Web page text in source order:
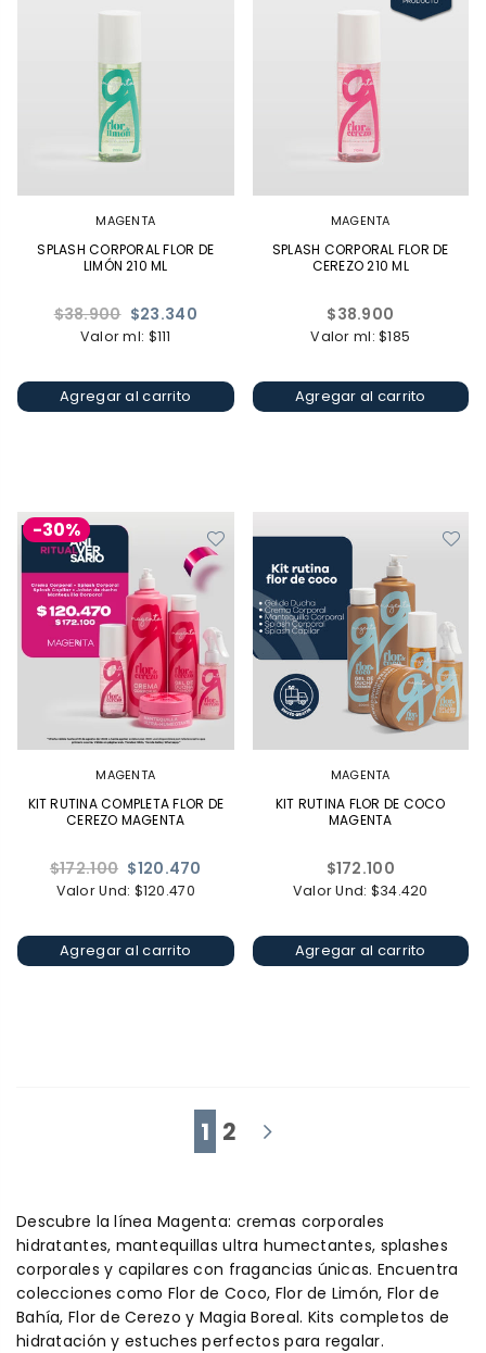
MAGENTA
SPLASH CORPORAL FLOR DE
LIMÓN 210 ML
Precio
habitual
$38.900 $23.340
Valor ml: $111
Agregar al carrito
MAGENTA
SPLASH CORPORAL FLOR DE
CEREZO 210 ML
Precio
habitual
$38.900
Valor ml: $185
Agregar al carrito
-30%
MAGENTA
KIT RUTINA COMPLETA FLOR DE
CEREZO MAGENTA
Precio
habitual
$172.100 $120.470
Valor Und: $120.470
Agregar al carrito
MAGENTA
KIT RUTINA FLOR DE COCO
MAGENTA
Precio
habitual
$172.100
Valor Und: $34.420
Agregar al carrito
1 2
Descubre la línea Magenta: cremas corporales
hidratantes, mantequillas ultra humectantes, splashes
corporales y capilares con fragancias únicas. Encuentra
colecciones como Flor de Coco, Flor de Limón, Flor de
Bahía, Flor de Cerezo y Magia Boreal. Kits completos de
hidratación y estuches perfectos para regalar.